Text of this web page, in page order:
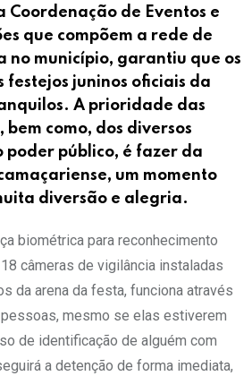
Coordenação de Eventos e
que compõem a rede de
no município, garantiu que os
festejos juninos oficiais da
A prioridade das
como, dos diversos
poder público, é fazer da
um momento
diversão e alegria.
biométrica para reconhecimento
câmeras de vigilância instaladas
da arena da festa, funciona através
mesmo se elas estiverem
de identificação de alguém com
a detenção de forma imediata,